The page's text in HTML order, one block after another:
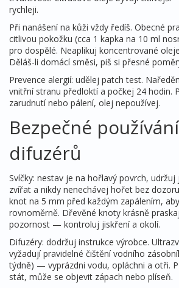
rychleji.
Při nanášení na kůži vždy ředíš. Obecné
citlivou pokožku (cca 1 kapka na 10 ml
pro dospělé. Neaplikuj koncentrované
Děláš-li domácí směsi, piš si přesné
Prevence alergií: udělej patch test.
vnitřní stranu předloktí a počkej 24 hodin.
zarudnutí nebo pálení, olej nepoužívej.
Bezpečné
difuzérů
Svíčky: nestav je na hořlavý povrch,
zvířat a nikdy nenechávej hořet bez
knot na 5 mm před každým zapálením,
rovnoměrně. Dřevěné knoty krásně
pozornost — kontroluj jiskření a okolí.
Difuzéry: dodržuj instrukce výrobce.
vyžadují pravidelné čištění vodního
týdně) — vyprázdni vodu, opláchni a otři.
stát, může se objevit zápach nebo plíseň.